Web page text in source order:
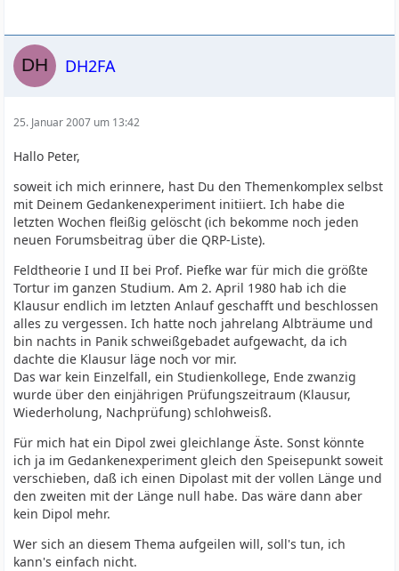
DH2FA
25. Januar 2007 um 13:42
Hallo Peter,
soweit ich mich erinnere, hast Du den Themenkomplex selbst
mit Deinem Gedankenexperiment initiiert. Ich habe die
letzten Wochen fleißig gelöscht (ich bekomme noch jeden
neuen Forumsbeitrag über die QRP-Liste).
Feldtheorie I und II bei Prof. Piefke war für mich die größte
Tortur im ganzen Studium. Am 2. April 1980 hab ich die
Klausur endlich im letzten Anlauf geschafft und beschlossen
alles zu vergessen. Ich hatte noch jahrelang Albträume und
bin nachts in Panik schweißgebadet aufgewacht, da ich
dachte die Klausur läge noch vor mir.
Das war kein Einzelfall, ein Studienkollege, Ende zwanzig
wurde über den einjährigen Prüfungszeitraum (Klausur,
Wiederholung, Nachprüfung) schlohweisß.
Für mich hat ein Dipol zwei gleichlange Äste. Sonst könnte
ich ja im Gedankenexperiment gleich den Speisepunkt soweit
verschieben, daß ich einen Dipolast mit der vollen Länge und
den zweiten mit der Länge null habe. Das wäre dann aber
kein Dipol mehr.
Wer sich an diesem Thema aufgeilen will, soll's tun, ich
kann's einfach nicht.